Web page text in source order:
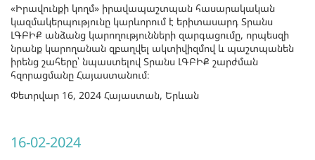
«Իրավունքի կողմ» իրավապաշտպան հասարակական
կազմակերպությունը կարևորում է երիտասարդ Տրանս
ԼԳԲԻՔ անձանց կարողությունների զարգացումը, որպեսզի
նրանք կարողանան զբաղվել ակտիվիզմով և պաշտպանեն
իրենց շահերը՝ նպաստելով Տրանս ԼԳԲԻՔ շարժման
հզորացմանը Հայաստանում։
Փետրվար 16, 2024 Հայաստան, Երևան
16-02-2024